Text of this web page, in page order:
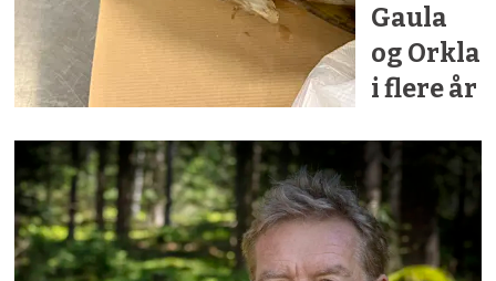
Gaula
og Orkla
i flere år